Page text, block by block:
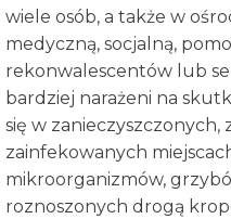
wiele osób, a także w
medyczną, socjalną,
rekonwalescentów lub
bardziej narażeni na
się w zanieczyszczonych,
zainfekowanych
mikroorganizmów,
roznoszonych drogą